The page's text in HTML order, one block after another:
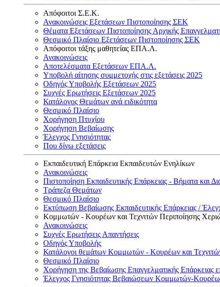
Απόφοιτοι Σ.Ε.Κ.
Ανακοινώσεις Εξετάσεων Πιστοποίησης ΣΕΚ
Θέματα Εξετάσεων Πιστοποίησης Αρχικής
Θεσμικό Πλαίσιο Εξετάσεων Πιστοποίησης ΣΕΚ
Απόφοιτοι τάξης μαθητείας ΕΠΑ.Λ.
Ανακοινώσεις
Αποτελέσματα Εξετάσεων ΕΠΑ.Λ.
Υποβολή αίτησης συμμετοχής στις εξετάσεις 2025
Οδηγός Υποβολής Εξετάσεων 2025
Συχνές Ερωτήσεις Εξετάσεων 2025
Κατάλογος Θεμάτων ανά ειδικότητα
Θεσμικό Πλαίσιο
Χορήγηση Πτυχίου
Χορήγηση Βεβαίωσης
Έλεγχος Γνησιότητας
Που δίνω εξετάσεις
Εκπαιδευτική Επάρκεια Εκπαιδευτών Ενηλίκων
Ανακοινώσεις
Πιστοποίηση Εκπαιδευτικής Επάρκειας - Βήματα και
Τράπεζα Θεμάτων
Θεσμικό Πλαίσιο
Εκτύπωση Βεβαίωσης Εκπαιδευτικής Επάρκειας /
Κομμωτών - Κουρέων και Τεχνιτών Περιποίησης
Ανακοινώσεις
Συχνές Ερωτήσεις Απαντήσεις
Οδηγός Υποβολής
Κατάλογοι θεμάτων Κομμωτών - Κουρέων και
Θεσμικό Πλαίσιο
Χορήγηση της Βεβαίωσης Επαγγελματικής
Έλεγχος Γνησιότητας Βεβαιώσεων Κομμωτών-